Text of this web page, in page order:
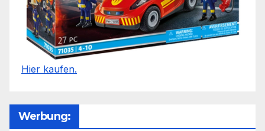
Hier kaufen.
Werbung: